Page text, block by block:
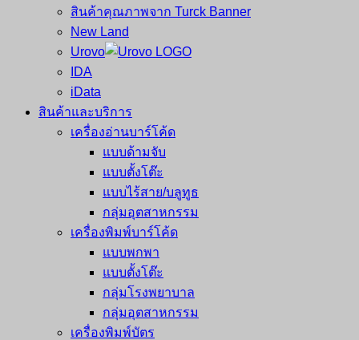
สินค้าคุณภาพจาก Turck Banner
New Land
Urovo
IDA
iData
สินค้าและบริการ
เครื่องอ่านบาร์โค้ด
แบบด้ามจับ
แบบตั้งโต๊ะ
แบบไร้สาย/บลูทูธ
กลุ่มอุตสาหกรรม
เครื่องพิมพ์บาร์โค้ด
แบบพกพา
แบบตั้งโต๊ะ
กลุ่มโรงพยาบาล
กลุ่มอุตสาหกรรม
เครื่องพิมพ์บัตร